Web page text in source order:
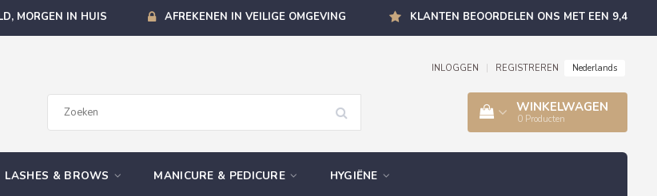
MORGEN IN HUIS AFREKENEN IN VEILIGE OMGEVING KLANTEN BEOORDELEN ONS MET EEN 9,4
INLOGGEN REGISTREREN Nederlands
WINKELWAGEN
0 Producten
LASHES & BROWS MANICURE & PEDICURE HYGIËNE